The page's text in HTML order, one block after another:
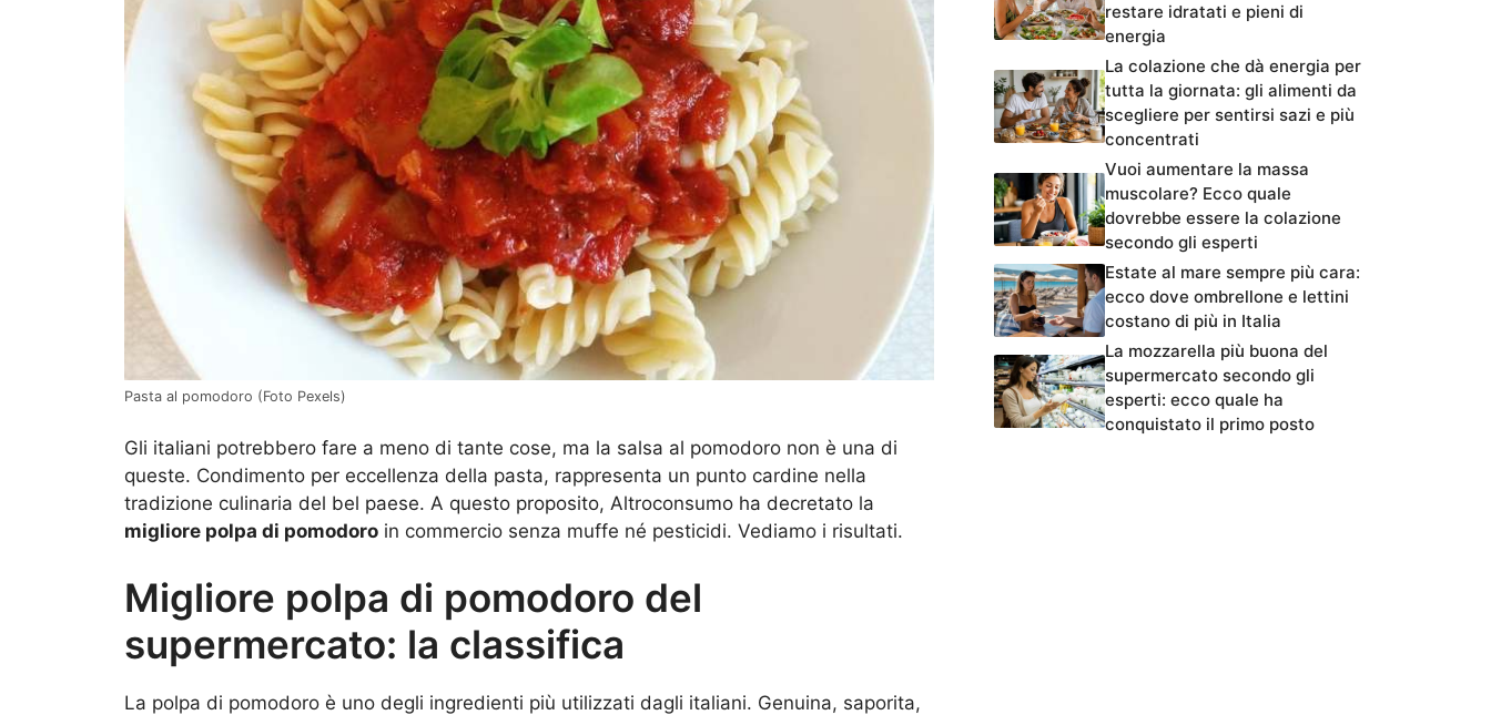
Pasta al pomodoro (Foto Pexels)
Gli italiani potrebbero fare a meno di tante cose, ma la salsa al pomodoro non è una di
queste. Condimento per eccellenza della pasta, rappresenta un punto cardine nella
tradizione culinaria del bel paese. A questo proposito, Altroconsumo ha decretato la
migliore polpa di pomodoro in commercio senza muffe né pesticidi. Vediamo i risultati.
Migliore polpa di pomodoro del
supermercato: la classifica
La polpa di pomodoro è uno degli ingredienti più utilizzati dagli italiani. Genuina, saporita,
restare idratati e pieni di
energia
La colazione che dà energia per
tutta la giornata: gli alimenti da
scegliere per sentirsi sazi e più
concentrati
Vuoi aumentare la massa
muscolare? Ecco quale
dovrebbe essere la colazione
secondo gli esperti
Estate al mare sempre più cara:
ecco dove ombrellone e lettini
costano di più in Italia
La mozzarella più buona del
supermercato secondo gli
esperti: ecco quale ha
conquistato il primo posto